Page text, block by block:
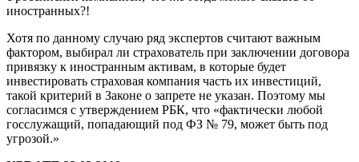
иностранных?!
Хотя по данному случаю ряд экспертов считают важным
фактором, выбирал ли страхователь при заключении договора
привязку к иностранным активам, в которые будет
инвестировать страховая компания часть их инвестиций,
такой критерий в Законе о запрете не указан. Поэтому мы
согласимся с утверждением РБК, что «фактически любой
госслужащий, попадающий под ФЗ № 79, может быть под
угрозой.»